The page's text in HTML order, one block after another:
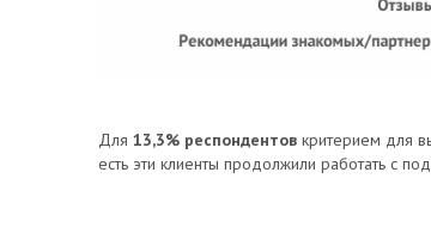
Для 13,3% респондентов критерием для
есть эти клиенты продолжили работать с